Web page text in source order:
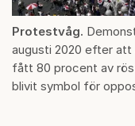
Protestvåg.
augusti 2020 efter att
fått 80 procent av
blivit symbol för